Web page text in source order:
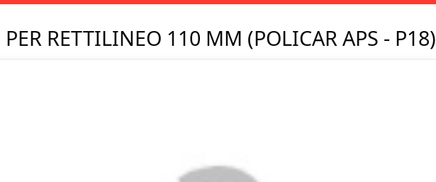
PER RETTILINEO 110 MM (POLICAR APS - P18)